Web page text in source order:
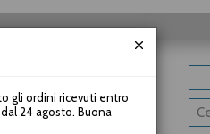
gli ordini ricevuti entro
24 agosto. Buona